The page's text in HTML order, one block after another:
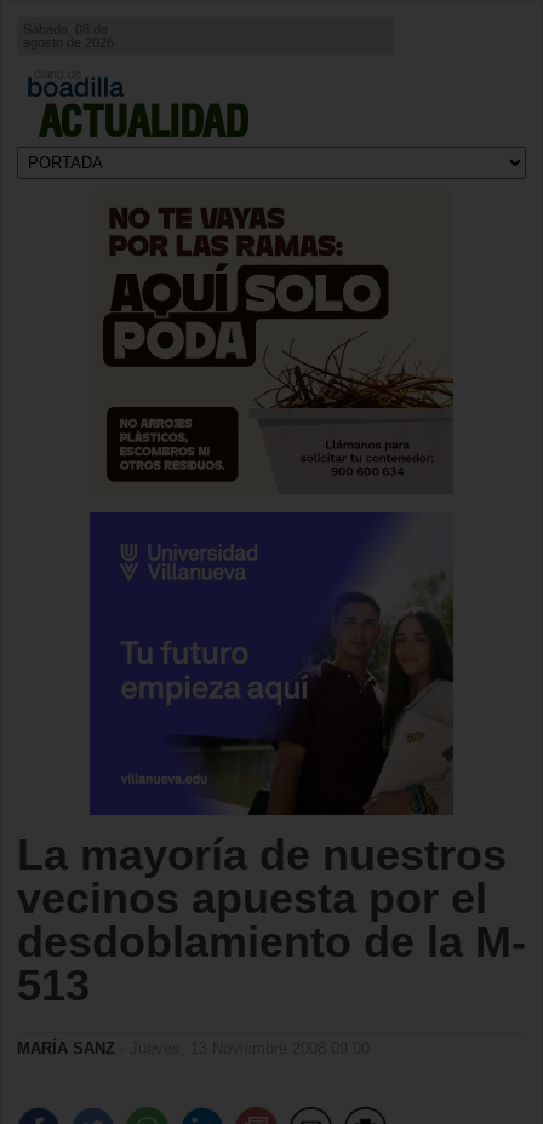
ACTUALIDAD
Sábado, 08 de
agosto de 2026
La mayoría de nuestros
vecinos apuesta por el
desdoblamiento de la M-
513
MARÍA SANZ